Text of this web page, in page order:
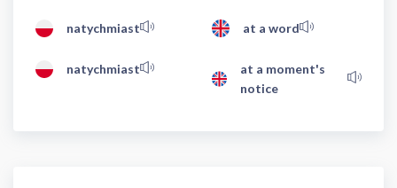
natychmiast at a word
natychmiast
at a moment's
notice